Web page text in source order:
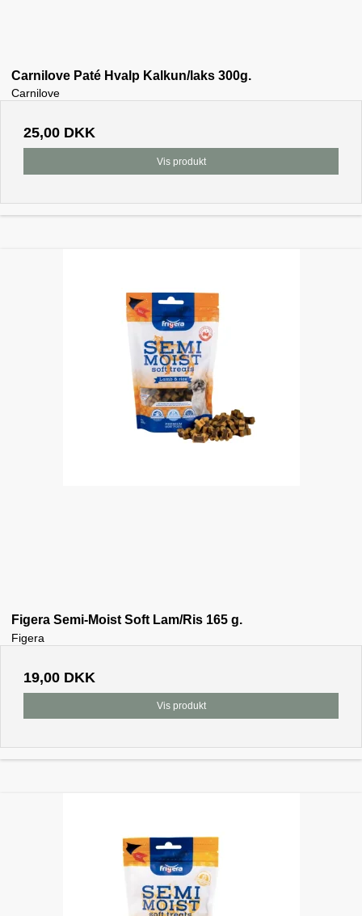
Carnilove Paté Hvalp Kalkun/laks 300g.
Carnilove
25,00 DKK
Vis produkt
Figera Semi-Moist Soft Lam/Ris 165 g.
Figera
19,00 DKK
Vis produkt